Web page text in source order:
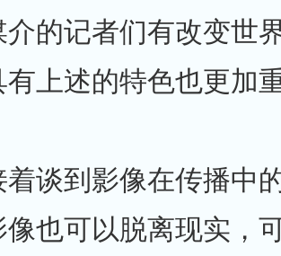
介的记者们有改变世
有上述的特色也更加
着谈到影像在传播中
像也可以脱离现实，